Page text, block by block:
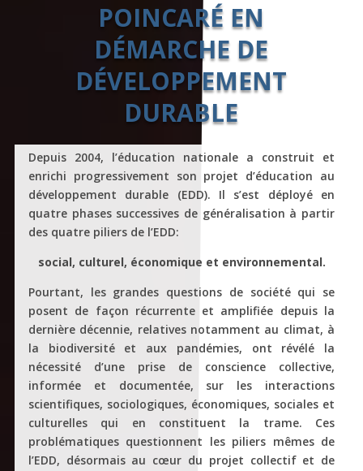
POINCARÉ EN
DÉMARCHE DE
DÉVELOPPEMENT
DURABLE
Depuis 2004, l’éducation nationale a construit et
enrichi progressivement son projet d’éducation au
développement durable (EDD). Il s’est déployé en
quatre phases successives de généralisation à partir
des quatre piliers de l’EDD:
social, culturel, économique et environnemental.
Pourtant, les grandes questions de société qui se
posent de façon récurrente et amplifiée depuis la
dernière décennie, relatives notamment au climat, à
la biodiversité et aux pandémies, ont révélé la
nécessité d’une prise de conscience collective,
informée et documentée, sur les interactions
scientifiques, sociologiques, économiques, sociales et
culturelles qui en constituent la trame. Ces
problématiques questionnent les piliers mêmes de
l’EDD, désormais au cœur du projet collectif et de